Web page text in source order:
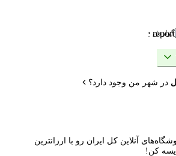
گزارش
در شهر من وجود دارد؟
آنلاین کل ایران رو با ارزانترین
کن!